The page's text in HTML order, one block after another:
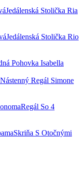
Jedálenská Stolička Ria
Jedálenská Stolička Rio
Pohovka Isabella
Nástenný Regál Simone
Regál So 4
Skriňa S Otočnými